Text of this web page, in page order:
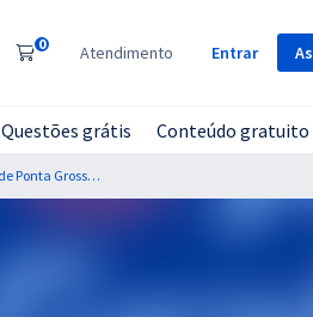
0 Atendimento Entrar
Questões grátis Conteúdo gratuito
Residência UEPG - Universidade Estadual de Ponta Grossa - Enfermagem